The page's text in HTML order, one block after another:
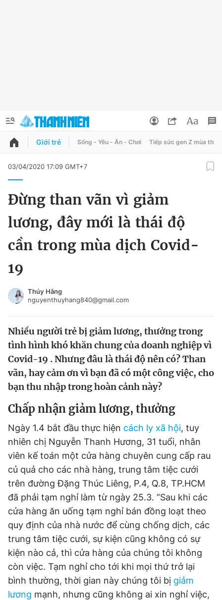
QUẢNG CÁO
Chuyên mục
Chuyên mục khác
Chào ngày mới Tin 24h
Tin thị trường
Sản phẩm khác
Tiện ích Bạn cần biết
Thông tin tòa soạn Liên hệ quảng cáo
Đọc Thanh Niên trên điện thoại
Theo dõi báo trên
Hotline
0906 645 777
Liên hệ quảng cáo
0908 780 404
Đổi mật khẩu
Tin đã lưu
Tin đã xem
Giới trẻ Sống - Yêu - Ăn - Chơi Tiếp sức gen Z mùa thi
03/04/2020 17:09 GMT+7
Đừng than vãn vì giảm
lương, đây mới là thái độ
cần trong mùa dịch Covid-
19
Thúy Hằng
nguyenthuyhang840@gmail.com
Nhiều người trẻ bị giảm lương, thưởng trong
tình hình khó khăn chung của doanh nghiệp vì
Covid-19 . Nhưng đâu là thái độ nên có? Than
vãn, hay cảm ơn vì bạn đã có một công việc, cho
bạn thu nhập trong hoàn cảnh này?
Chấp nhận giảm lương, thưởng
Ngày 1.4 bắt đầu thực hiện cách ly xã hội, tuy
nhiên chị Nguyễn Thanh Hương, 31 tuổi, nhân
viên kế toán một cửa hàng chuyên cung cấp rau
củ quả cho các nhà hàng, trung tâm tiệc cưới
trên đường Đặng Thúc Liêng, P.4, Q.8, TP.HCM
đã phải tạm nghỉ làm từ ngày 25.3. “Sau khi các
cửa hàng ăn uống tạm nghỉ bán đồng loạt theo
quy định của nhà nước để cùng chống dịch, các
trung tâm tiệc cưới, sự kiện cũng không có sự
kiện nào cả, thì cửa hàng của chúng tôi không
còn việc. Tạm nghỉ cho tới khi mọi thứ trở lại
bình thường, thời gian này chúng tôi bị giảm
lương mạnh, nhưng cũng không ai xin nghỉ việc,